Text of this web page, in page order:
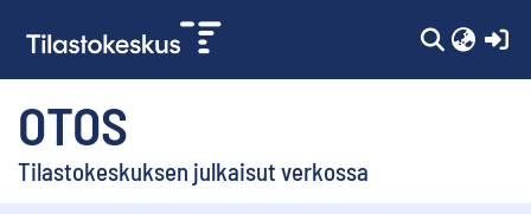
OTOS
Tilastokeskuksen julkaisut verkossa